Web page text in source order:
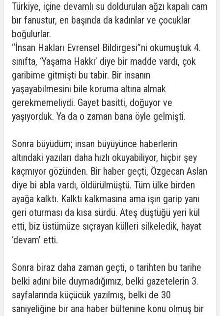
Türkiye, içine devamlı su doldurulan ağzı kapalı cam
bır fanustur, en başında da kadınlar ve çocuklar
boğulurlar.
“İnsan Hakları Evrensel Bildirgesi”ni okumuştuk 4.
sınıfta, ‘Yaşama Hakkı’ diye bir madde vardı, çok
garibime gitmişti bu tabir. Bir insanın
yaşayabilmesini bile koruma altına almak
gerekmemeliydi. Gayet basitti, doğuyor ve
yaşıyorduk. Ya da o zaman bana öyle gelmişti.
Sonra büyüdüm; insan büyüyünce haberlerin
altındaki yazıları daha hızlı okuyabiliyor, hiçbir şey
kaçmıyor gözünden. Bir haber geçti, Özgecan Aslan
diye bi abla vardı, öldürülmüştü. Tüm ülke birden
ayağa kalktı. Kalktı kalkmasına ama işin garip yanı
geri oturması da kısa sürdü. Ateş düştüğü yeri kül
etti, biz üstümüze sıçrayan külleri silkeledik, hayat
‘devam’ etti.
Sonra biraz daha zaman geçti, o tarihten bu tarihe
belki adını bile duymadığımız, belki gazetelerin 3.
sayfalarında küçücük yazılmış, belki de 30
saniyeliğine bir ana haber bültenine konu olmuş bir